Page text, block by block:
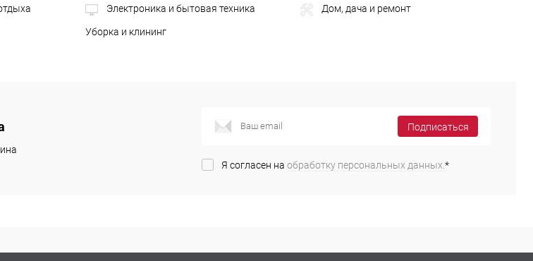
Электроника и бытовая техника Дом, дача и ремонт
Уборка и клининг
Подписаться
Я согласен на обработку персональных данных. *